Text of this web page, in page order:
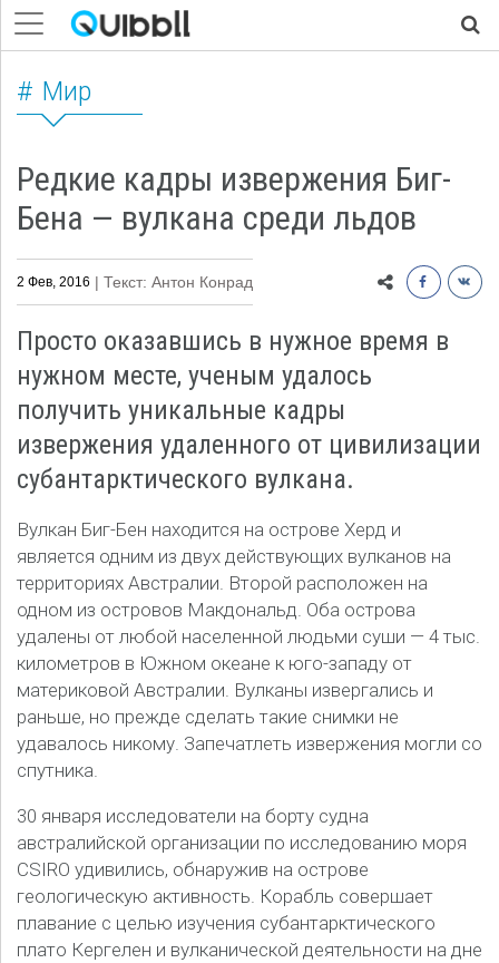
Мир
Редкие кадры извержения Биг-
Бена — вулкана среди льдов
2 Фев, 2016 | Текст: Антон Конрад
Просто оказавшись в нужное время в
нужном месте, ученым удалось
получить уникальные кадры
извержения удаленного от цивилизации
субантарктического вулкана.
Вулкан Биг-Бен находится на острове Херд и
является одним из двух действующих вулканов на
территориях Австралии. Второй расположен на
одном из островов Макдональд. Оба острова
удалены от любой населенной людьми суши — 4 тыс.
километров в Южном океане к юго-западу от
материковой Австралии. Вулканы извергались и
раньше, но прежде сделать такие снимки не
удавалось никому. Запечатлеть извержения могли со
спутника.
30 января исследователи на борту судна
австралийской организации по исследованию моря
CSIRO удивились, обнаружив на острове
геологическую активность. Корабль совершает
плавание с целью изучения субантарктического
плато Кергелен и вулканической деятельности на дне